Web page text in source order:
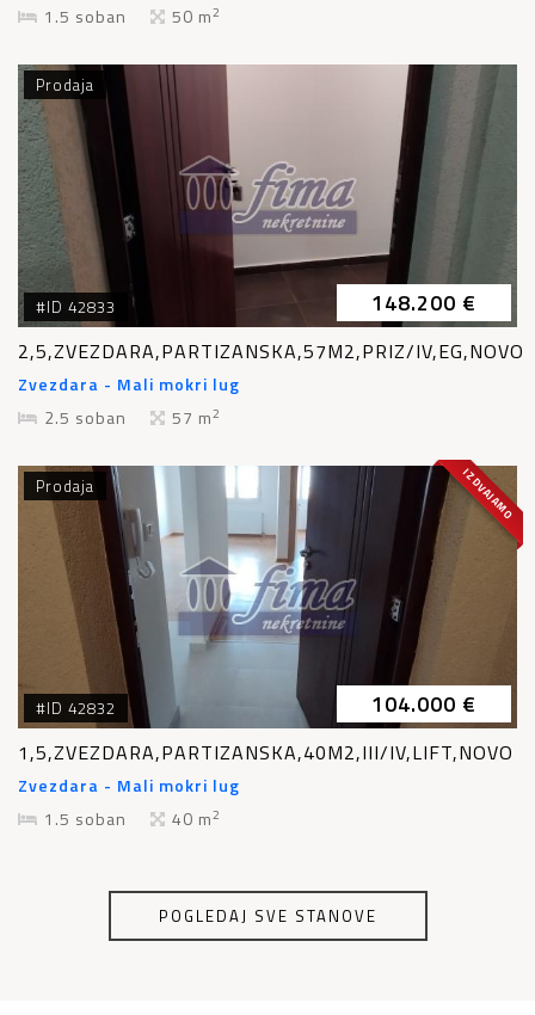
1.5 soban
50 m2
#ID 42833
Prodaja
148.200 €
2,5,ZVEZDARA,PARTIZANSKA,57M2,PRIZ/IV,EG,NOVO
Zvezdara - Mali mokri lug
2.5 soban
57 m2
IZDVAJAMO
#ID 42832
Prodaja
104.000 €
1,5,ZVEZDARA,PARTIZANSKA,40M2,III/IV,LIFT,NOVO
Zvezdara - Mali mokri lug
1.5 soban
40 m2
POGLEDAJ SVE STANOVE